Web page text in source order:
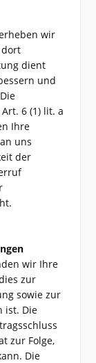
wir
dort
dient
und
6 (1) lit. a
Ihre
uns
der
wir Ihre
zur
sowie zur
ist. Die
zur Folge,
Die